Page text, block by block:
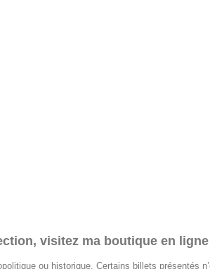
visitez ma boutique en
ou historique. Certains billets présentés